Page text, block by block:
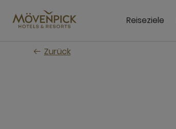
Hauptinhalt
wechseln
Reiseziele
Zurück